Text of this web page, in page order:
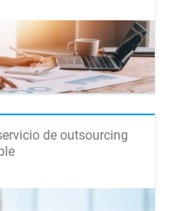
de outsourcing